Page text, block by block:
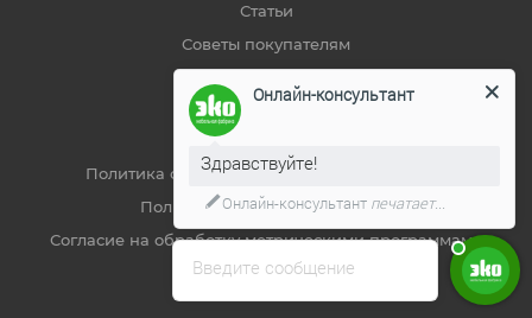
Статьи
Советы покупателям
ДОКУМЕНТЫ
Политика обработки персональных данных
Пользовательское соглашение
Согласие на обработку метрическими программами
Реквизиты
Введите сообщение
Онлайн-консультант
Здравствуйте!
Онлайн-консультант печатает...